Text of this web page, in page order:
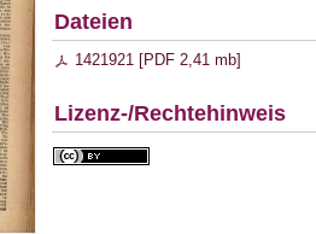
Dateien
1421921 [PDF 2,41 mb]
Lizenz-/Rechtehinweis